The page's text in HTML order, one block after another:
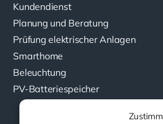
Kundendienst
Planung und Beratung
Prüfung elektrischer Anlagen
Smarthome
Beleuchtung
PV-Batteriespeicher